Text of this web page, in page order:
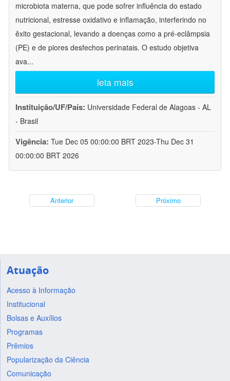
microbiota materna, que pode sofrer influência do estado
nutricional, estresse oxidativo e inflamação, interferindo no
êxito gestacional, levando a doenças como a pré-eclâmpsia
(PE) e de piores desfechos perinatais. O estudo objetiva
ava...
leia mais
Instituição/UF/País: Universidade Federal de Alagoas - AL
- Brasil
Vigência: Tue Dec 05 00:00:00 BRT 2023-Thu Dec 31
00:00:00 BRT 2026
Anterior Próximo
Atuação
Acesso à Informação
Institucional
Bolsas e Auxílios
Programas
Prêmios
Popularização da Ciência
Comunicação